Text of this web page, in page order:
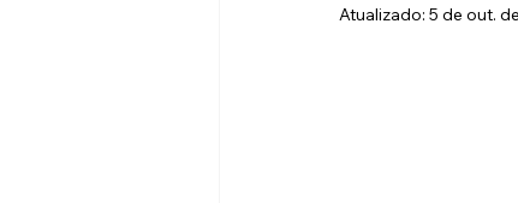
Copa Recife de Bandas
Atualizado: 5 de out.